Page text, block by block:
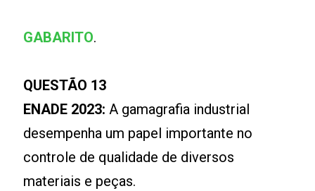
GABARITO.
QUESTÃO 13
ENADE 2023:A gamagrafia industrial
desempenha um papel importante no
controle de qualidade de diversos
materiais e peças.